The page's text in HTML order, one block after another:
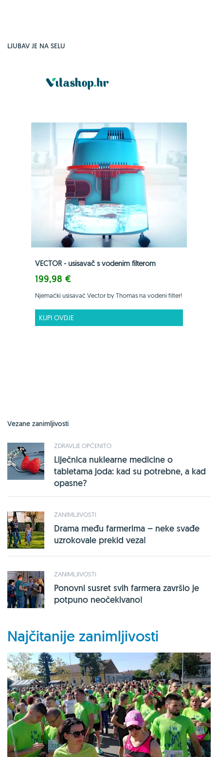
LJUBAV JE NA SELU
VECTOR - usisavač s vodenim filterom
199,98 €
Njemački usisavač Vector by Thomas na vodeni filter!
KUPI OVDJE
Vezane zanimljivosti
ZDRAVLJE OPĆENITO
Liječnica nuklearne medicine o
tabletama joda: kad su potrebne, a kad
opasne?
ZANIMLJIVOSTI
Drama među farmerima – neke svađe
uzrokovale prekid veza!
ZANIMLJIVOSTI
Ponovni susret svih farmera završio je
potpuno neočekivano!
Najčitanije zanimljivosti